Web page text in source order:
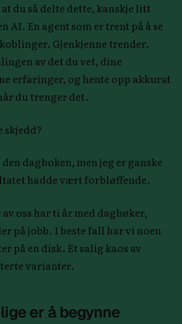
du så delte dette, kanskje litt
AI. En agent som er trent på å se
Gjenkjenne trender.
av det du vet, dine
erfaringer, og hente opp akkurat
du trenger det.
dagboken, men jeg er ganske
hadde vært forbløffende.
oss har ti år med dagbøker,
på jobb. I beste fall har vi noen
på en disk. Et salig kaos av
varianter.
er å begynne